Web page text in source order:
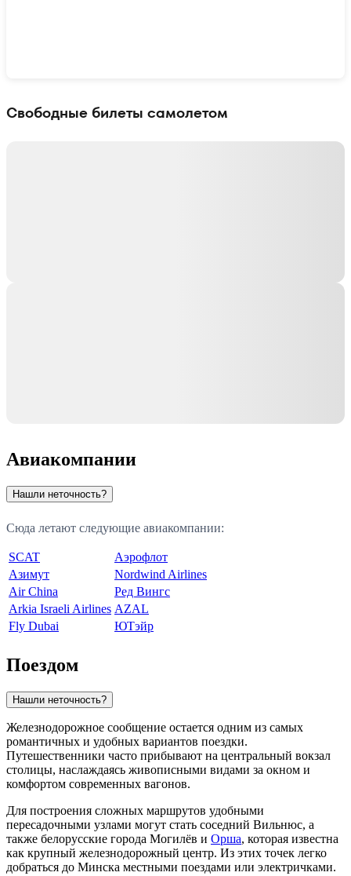
Свободные билеты самолетом
Авиакомпании
Нашли неточность?
Сюда летают следующие авиакомпании:
SCAT
Аэрофлот
Азимут
Nordwind Airlines
Air China
Ред Вингс
Arkia Israeli Airlines AZAL
Fly Dubai
ЮТэйр
Поездом
Нашли неточность?
Железнодорожное сообщение остается одним из самых
романтичных и удобных вариантов поездки.
Путешественники часто прибывают на центральный вокзал
столицы, наслаждаясь живописными видами за окном и
комфортом современных вагонов.
Для построения сложных маршрутов удобными
пересадочными узлами могут стать соседний Вильнюс, а
также белорусские города Могилёв и Орша, которая известна
как крупный железнодорожный центр. Из этих точек легко
добраться до Минска местными поездами или электричками.